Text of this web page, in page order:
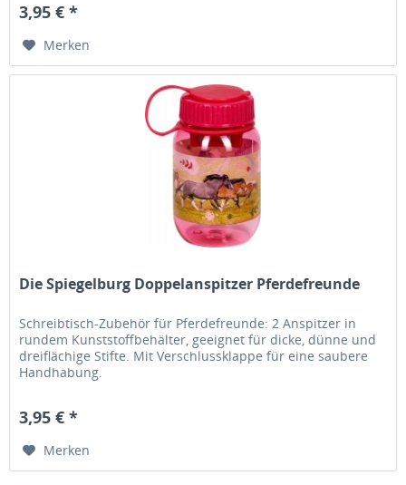
3,95 € *
Merken
Die Spiegelburg Doppelanspitzer Pferdefreunde
Schreibtisch-Zubehör für Pferdefreunde: 2 Anspitzer in
rundem Kunststoffbehälter, geeignet für dicke, dünne und
dreiflächige Stifte. Mit Verschlussklappe für eine saubere
Handhabung.
3,95 € *
Merken